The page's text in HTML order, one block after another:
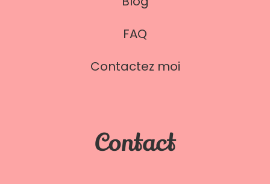
FAQ
Contactez moi
Contact